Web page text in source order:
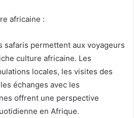
africaine :
safaris permettent aux voyageurs
culture africaine. Les
locales, les visites des
échanges avec les
offrent une perspective
en Afrique.